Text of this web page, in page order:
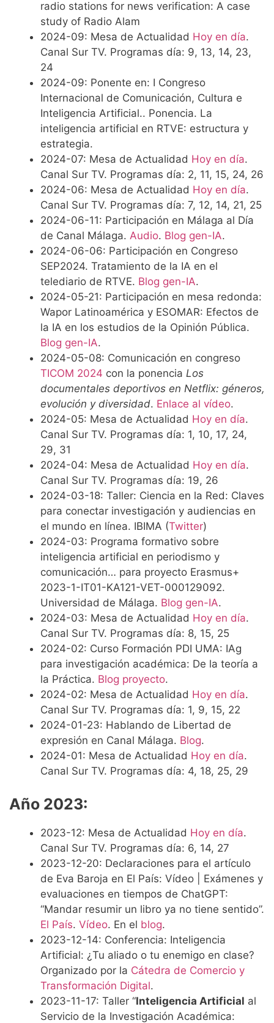
radio stations for news verification: A case
study of Radio Alam
2024-09: Mesa de Actualidad Hoy en día.
Canal Sur TV. Programas día: 9, 13, 14, 23,
24
2024-09: Ponente en: I Congreso
Internacional de Comunicación, Cultura e
Inteligencia Artificial.. Ponencia. La
inteligencia artificial en RTVE: estructura y
estrategia.
2024-07: Mesa de Actualidad Hoy en día.
Canal Sur TV. Programas día: 2, 11, 15, 24, 26
2024-06: Mesa de Actualidad Hoy en día.
Canal Sur TV. Programas día: 7, 12, 14, 21, 25
2024-06-11: Participación en Málaga al Día
de Canal Málaga. Audio. Blog gen-IA.
2024-06-06: Participación en Congreso
SEP2024. Tratamiento de la IA en el
telediario de RTVE. Blog gen-IA.
2024-05-21: Participación en mesa redonda:
Wapor Latinoamérica y ESOMAR: Efectos de
la IA en los estudios de la Opinión Pública.
Blog gen-IA.
2024-05-08: Comunicación en congreso
TICOM 2024 con la ponencia Los
documentales deportivos en Netflix: géneros,
evolución y diversidad. Enlace al vídeo.
2024-05: Mesa de Actualidad Hoy en día.
Canal Sur TV. Programas día: 1, 10, 17, 24,
29, 31
2024-04: Mesa de Actualidad Hoy en día.
Canal Sur TV. Programas día: 19, 26
2024-03-18: Taller: Ciencia en la Red: Claves
para conectar investigación y audiencias en
el mundo en línea. IBIMA (Twitter)
2024-03: Programa formativo sobre
inteligencia artificial en periodismo y
comunicación… para proyecto Erasmus+
2023-1-IT01-KA121-VET-000129092.
Universidad de Málaga. Blog gen-IA.
2024-03: Mesa de Actualidad Hoy en día.
Canal Sur TV. Programas día: 8, 15, 25
2024-02: Curso Formación PDI UMA: IAg
para investigación académica: De la teoría a
la Práctica. Blog proyecto.
2024-02: Mesa de Actualidad Hoy en día.
Canal Sur TV. Programas día: 1, 9, 15, 22
2024-01-23: Hablando de Libertad de
expresión en Canal Málaga. Blog.
2024-01: Mesa de Actualidad Hoy en día.
Canal Sur TV. Programas día: 4, 18, 25, 29
Año 2023:
2023-12: Mesa de Actualidad Hoy en día.
Canal Sur TV. Programas día: 6, 14, 27
2023-12-20: Declaraciones para el artículo
de Eva Baroja en El País: Vídeo | Exámenes y
evaluaciones en tiempos de ChatGPT:
“Mandar resumir un libro ya no tiene sentido”.
El País. Vídeo. En el blog.
2023-12-14: Conferencia: Inteligencia
Artificial: ¿Tu aliado o tu enemigo en clase?
Organizado por la Cátedra de Comercio y
Transformación Digital.
2023-11-17: Taller “Inteligencia Artificial al
Servicio de la Investigación Académica: